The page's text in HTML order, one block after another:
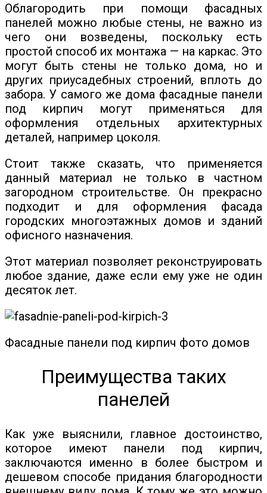
Облагородить при помощи фасадных
панелей можно любые стены, не важно из
чего они возведены, поскольку есть
простой способ их монтажа — на каркас. Это
могут быть стены не только дома, но и
других приусадебных строений, вплоть до
забора. У самого же дома фасадные панели
под кирпич могут применяться для
оформления отдельных архитектурных
деталей, например цоколя.
Стоит также сказать, что применяется
данный материал не только в частном
загородном строительстве. Он прекрасно
подходит и для оформления фасада
городских многоэтажных домов и зданий
офисного назначения.
Этот материал позволяет реконструировать
любое здание, даже если ему уже не один
десяток лет.
Фасадные панели под кирпич фото домов
Преимущества таких
панелей
Как уже выяснили, главное достоинство,
которое имеют панели под кирпич,
заключаются именно в более быстром и
дешевом способе придания благородности